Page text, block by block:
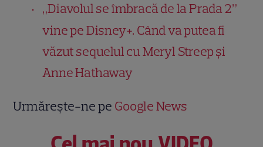
„Diavolul se îmbracă de la Prada 2”
vine pe Disney+. Când va putea fi
văzut sequelul cu Meryl Streep și
Anne Hathaway
Urmărește-ne pe Google News